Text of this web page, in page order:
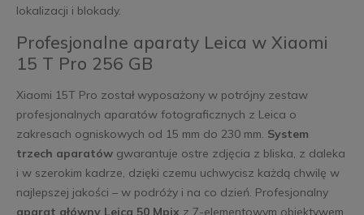
lokalizacji i blokady.
Profesjonalne aparaty Leica w Xiaomi
15 T Pro 256 GB
Xiaomi 15T Pro został wyposażony w potrójny zestaw
profesjonalnych aparatów fotograficznych z Leica o
zakresach ogniskowych od 15 mm do 230 mm. System
trzech aparatówgwarantuje ostre zdjęcia z bliska, z daleka
i w szerokim kadrze, dzięki czemu uchwycisz każdą chwilę w
najlepszej jakości – w podróży i na co dzień. Profesjonalny
aparat główny Leica 50 Mpixz 7-elementowym obiektywem